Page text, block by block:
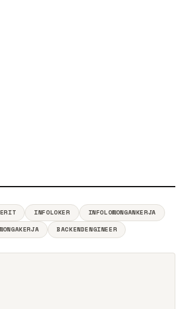
INFOLOKER
INFOLOWONGANKERJA
BACKENDENGINEER